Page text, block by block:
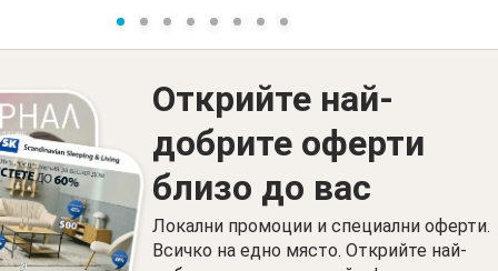
с валидност до
повече с Kaufland
Открийте най-
добрите оферти
близо до вас
Локални промоции и специални оферти.
Всичко на едно място. Открийте най-